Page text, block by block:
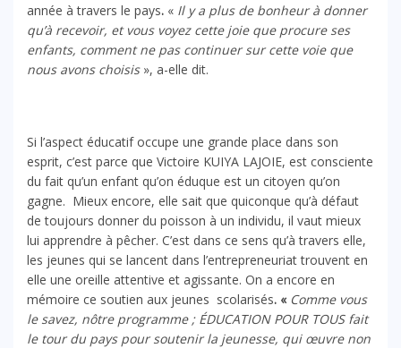
année à travers le pays. « Il y a plus de bonheur à donner
qu’à recevoir, et vous voyez cette joie que procure ses
enfants, comment ne pas continuer sur cette voie que
nous avons choisis», a-elle dit.
Si l’aspect éducatif occupe une grande place dans son
esprit, c’est parce que Victoire KUIYA LAJOIE, est consciente
du fait qu’un enfant qu’on éduque est un citoyen qu’on
gagne. Mieux encore, elle sait que quiconque qu’à défaut
de toujours donner du poisson à un individu, il vaut mieux
lui apprendre à pêcher. C’est dans ce sens qu’à travers elle,
les jeunes qui se lancent dans l’entrepreneuriat trouvent en
elle une oreille attentive et agissante. On a encore en
mémoire ce soutien aux jeunes scolarisés. « Comme vous
le savez, nôtre programme ; ÉDUCATION POUR TOUS fait
le tour du pays pour soutenir la jeunesse, qui œuvre non